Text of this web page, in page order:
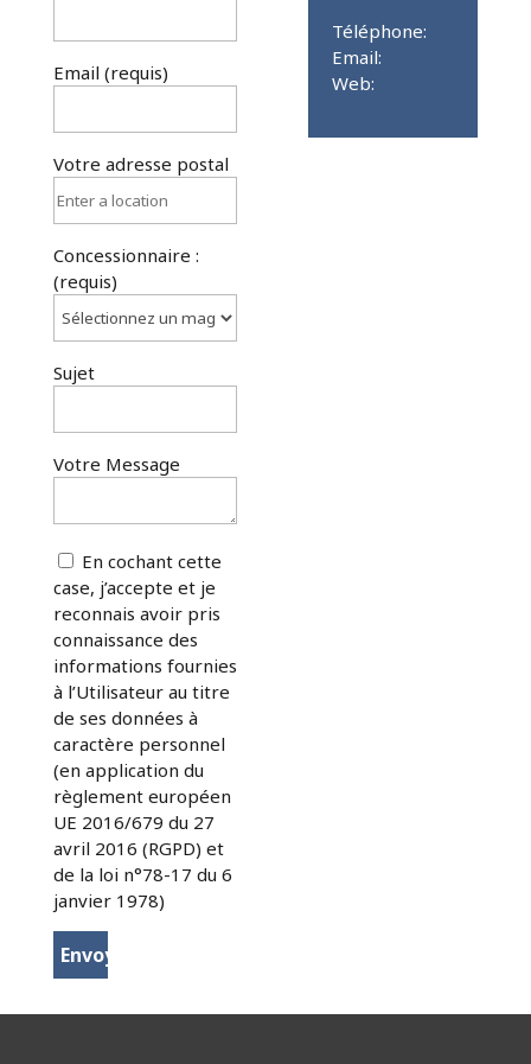
Email (requis)
Votre adresse postal
Concessionnaire :
(requis)
Sujet
Votre Message
En cochant cette
case, j’accepte et je
reconnais avoir pris
connaissance des
informations fournies
à l’Utilisateur au titre
de ses données à
caractère personnel
(en application du
règlement européen
UE 2016/679 du 27
avril 2016 (RGPD) et
de la loi n°78-17 du 6
janvier 1978)
Téléphone:
Email:
Web: